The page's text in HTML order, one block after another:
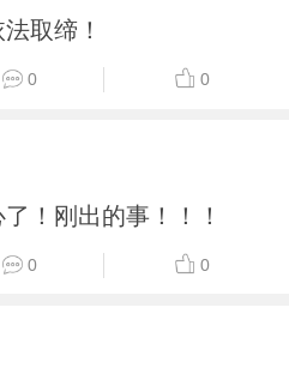
取缔！
0 0
！刚出的事！！！
0 0